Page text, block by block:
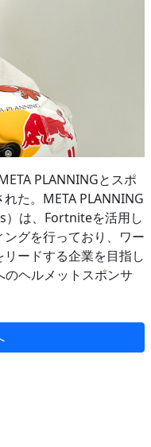
PLANNINGとスポ
た。META PLANNING
）は、Fortniteを活用し
グを行っており、ワー
ードする企業を目指し
のヘルメットスポンサ